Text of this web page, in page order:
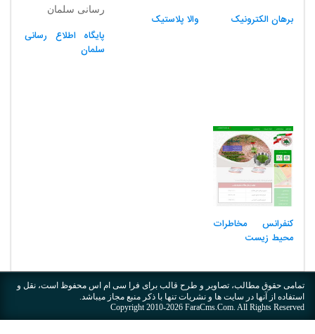
برهان الکترونیک
والا پلاستیک
پایگاه اطلاع رسانی
سلمان
کنفرانس مخاطرات
محیط زیست
تمامی حقوق مطالب، تصاویر و طرح قالب برای فرا سی ام اس محفوظ است، نقل و
استفاده از آنها در سایت ها و نشریات تنها با ذکر منبع مجاز میباشد.
Copyright 2010-2026 FaraCms.Com. All Rights Reserved